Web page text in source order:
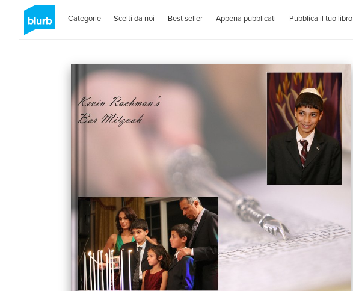
Categorie Scelti da noi Best seller Appena pubblicati Pubblica il tuo libro